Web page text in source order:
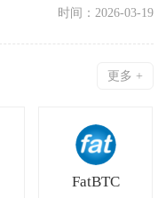
时间：2026-03-19
更多 +
FatBTC